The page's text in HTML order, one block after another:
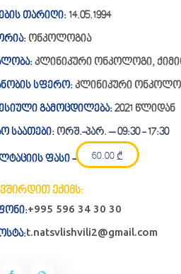
თარიღი: 14.05.1994
ონკოლოგია
⁠კლინიკური ონკოლოგი,
სფერო: ⁠კლინიკური
გამოცდილება:2021 წლიდან
საათები: ორშ.-პარ. – 09:30 - 17:30
ფასი - 60.00 ₾
ექიმს:
+995 ⁠596 34 30 30
t.natsvlishvili2@gmail.com